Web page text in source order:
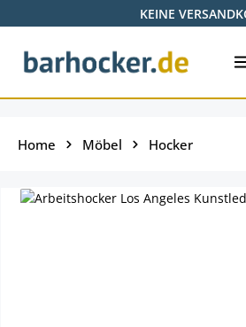
Zum Hauptinhalt springen
KEINE
Home Möbel Hocker